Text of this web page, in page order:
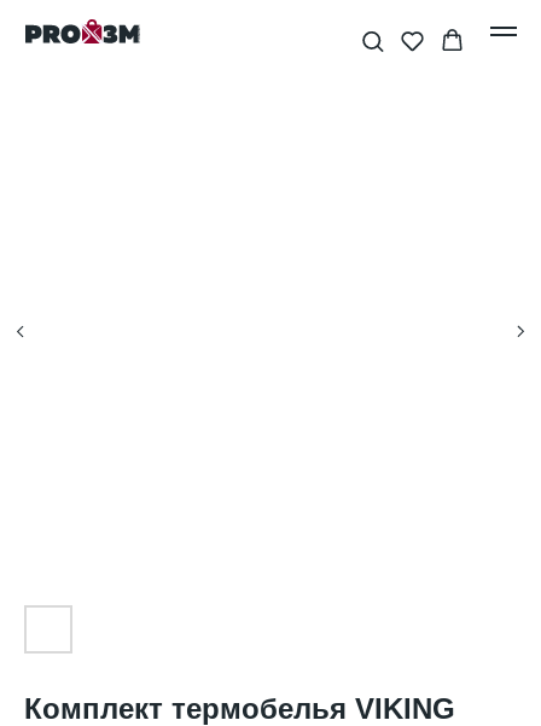
Комплект термобелья VIKING